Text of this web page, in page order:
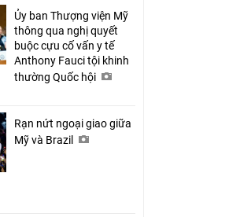
Ủy ban Thượng viện Mỹ
thông qua nghị quyết
buộc cựu cố vấn y tế
Anthony Fauci tội khinh
thường Quốc hội
Rạn nứt ngoại giao giữa
Mỹ và Brazil